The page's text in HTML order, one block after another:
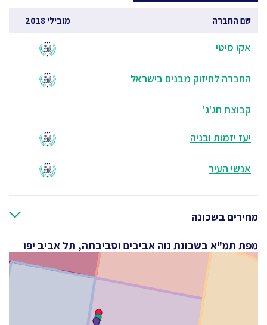
שם החברה מובילי 2018
אקו סיטי
החברה לחיזוק מבנים בישראל
קבוצת חג'ג'
יעז יזמות ובניה
אנשי העיר
מחירים בשכונה
מפת תמ"א בשכונת נוה אביבים וסביבתה, תל אביב יפו